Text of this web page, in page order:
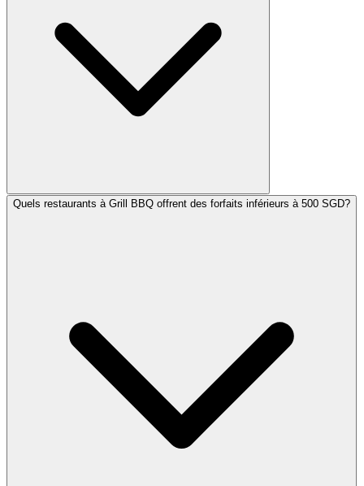
Quels restaurants à Grill BBQ offrent des forfaits inférieurs à 500 SGD?